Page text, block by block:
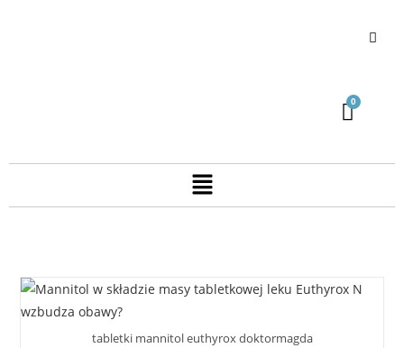
tabletki mannitol euthyrox doktormagda